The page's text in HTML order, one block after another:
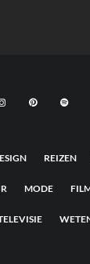
REIZEN
MODE